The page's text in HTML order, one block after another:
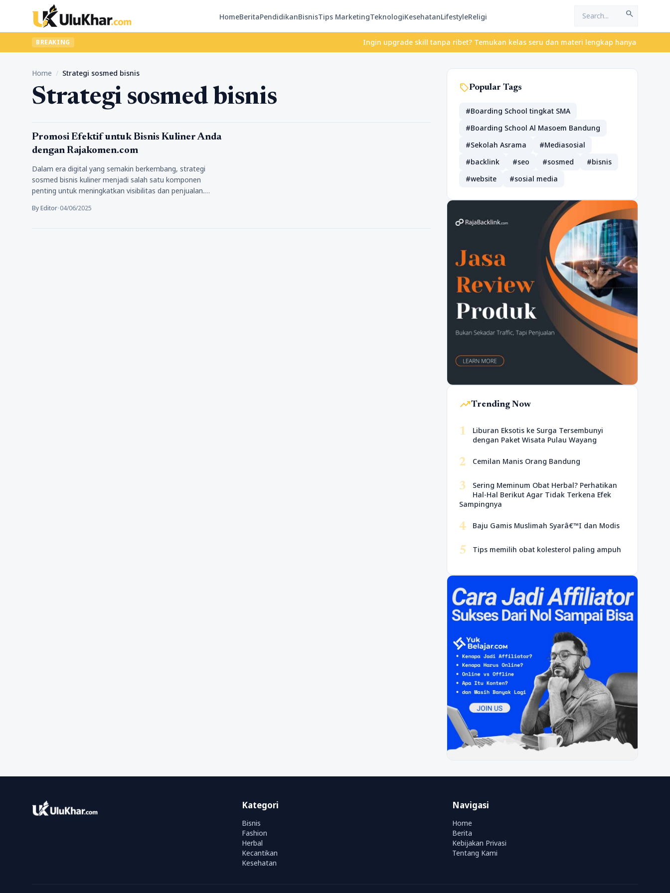
HomeBeritaPendidikanBisnisTips MarketingTeknologiKesehatanLifestyleReligi search
BREAKING Ingin upgrade skill tanpa ribet? Temukan kelas seru dan materi lengkap hanya di
Home / Strategi sosmed bisnis
Strategi sosmed bisnis
Bisnis
Promosi Efektif untuk Bisnis Kuliner Anda
dengan Rajakomen.com
Dalam era digital yang semakin berkembang, strategi
sosmed bisnis kuliner menjadi salah satu komponen
penting untuk meningkatkan visibilitas dan penjualan.…
By Editor•04/06/2025
sellPopular Tags
#Boarding School tingkat SMA
#Boarding School Al Masoem Bandung
#Sekolah Asrama
#Mediasosial
#backlink
#seo #sosmed
#bisnis
#website
#sosial media
trending_upTrending Now
1
Liburan Eksotis ke Surga Tersembunyi
dengan Paket Wisata Pulau Wayang
2 Cemilan Manis Orang Bandung
3
Sering Meminum Obat Herbal? Perhatikan
Hal-Hal Berikut Agar Tidak Terkena Efek
Sampingnya
4 Baju Gamis Muslimah Syarâ€™I dan Modis
5 Tips memilih obat kolesterol paling ampuh
Kategori
Bisnis
Fashion
Herbal
Kecantikan
Kesehatan
Navigasi
Home
Berita
Kebijakan Privasi
Tentang Kami